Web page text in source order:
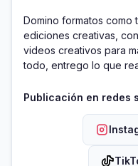
Domino formatos como
ediciones creativas,
videos creativos para
todo, entrego lo que
Publicación en redes